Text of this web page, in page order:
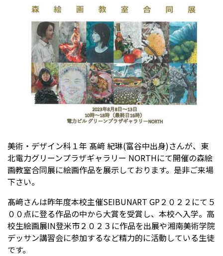
受験生の方へ 中学校の先生方へ
在校生の方へ 保護者の方へ
教員採用情報(PDF) 各種証明書
寄付金のお願い
美術・デザイン科１年 髙﨑 紀琳(富谷中出身)さんが、東
北電力グリーンプラザギャラリー NORTHにて開催の森絵
画教室合同展に絵画作品を展示しております。是非ご来場
下さい。
髙﨑さんは昨年度本校主催SEIBUNART GP２０２２にて５
００点に登る作品の中から大賞を受賞し、本校へ入学。高
校生絵画展IN登米市２０２３に作品を出展や湘南美術学院
デッサン講習会に参加するなど精力的に活動している生徒
です。